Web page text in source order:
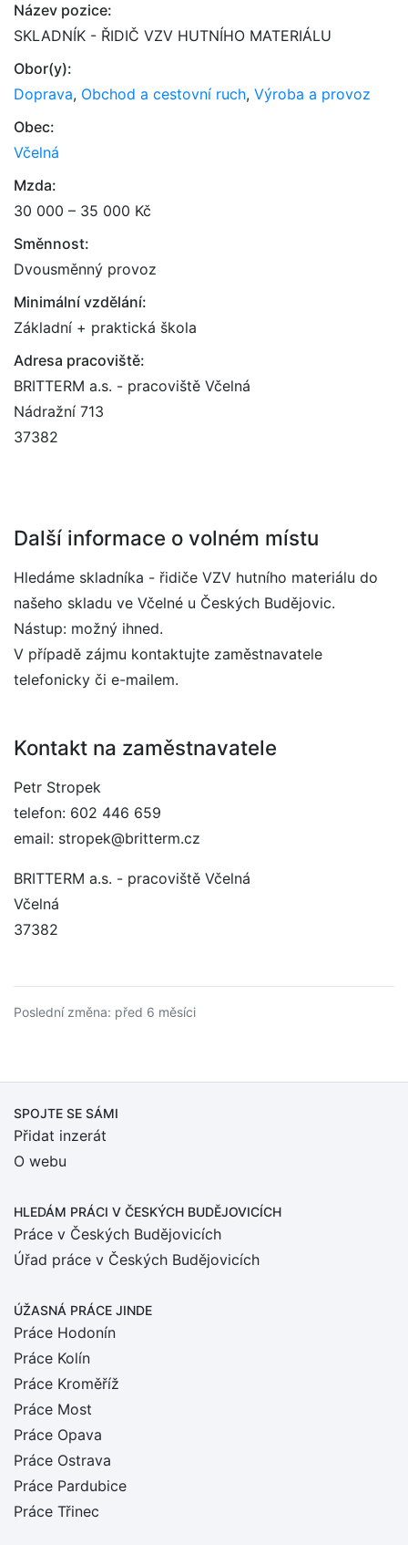
Název pozice:
SKLADNÍK - ŘIDIČ VZV HUTNÍHO MATERIÁLU
Obor(y):
Doprava, Obchod a cestovní ruch, Výroba a provoz
Obec:
Včelná
Mzda:
30 000 – 35 000 Kč
Směnnost:
Dvousměnný provoz
Minimální vzdělání:
Základní + praktická škola
Adresa pracoviště:
BRITTERM a.s. - pracoviště Včelná
Nádražní 713
37382
Další informace o volném místu
Hledáme skladníka - řidiče VZV hutního materiálu do
našeho skladu ve Včelné u Českých Budějovic.
Nástup: možný ihned.
V případě zájmu kontaktujte zaměstnavatele
telefonicky či e-mailem.
Kontakt na zaměstnavatele
Petr Stropek
telefon: 602 446 659
email: stropek@britterm.cz
BRITTERM a.s. - pracoviště Včelná
Včelná
37382
Poslední změna: před 6 měsíci
SPOJTE SE SÁMI
Přidat inzerát
O webu
HLEDÁM PRÁCI V ČESKÝCH BUDĚJOVICÍCH
Práce v Českých Budějovicích
Úřad práce v Českých Budějovicích
ÚŽASNÁ PRÁCE JINDE
Práce Hodonín
Práce Kolín
Práce Kroměříž
Práce Most
Práce Opava
Práce Ostrava
Práce Pardubice
Práce Třinec